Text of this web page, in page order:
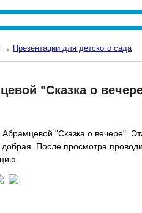
→ Презентации для детского сада
"Сказка о
"Сказка о вечере".
После просмотра